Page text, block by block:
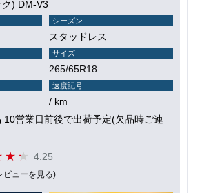
) DM-V3
シーズン
スタッドレス
サイズ
265/65R18
速度記号
/ km
10営業日前後で出荷予定(欠品時ご連
4.25
ビューを見る)